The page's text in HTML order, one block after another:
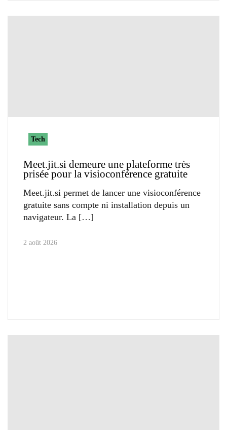
Tech
Meet.jit.si demeure une plateforme très
prisée pour la visioconférence gratuite
Meet.jit.si permet de lancer une visioconférence
gratuite sans compte ni installation depuis un
navigateur. La
2 août 2026